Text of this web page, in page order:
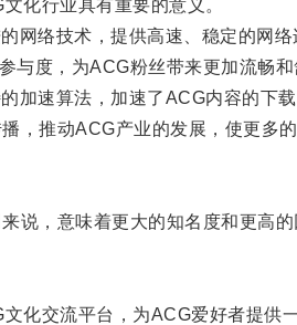
行业具有重要的意义。
络技术，提供高速、稳定的网络
度，为ACG粉丝带来更加流畅和
速算法，加速了ACG内容的下载
推动ACG产业的发展，使更多的
，意味着更大的知名度和更高的
交流平台，为ACG爱好者提供一